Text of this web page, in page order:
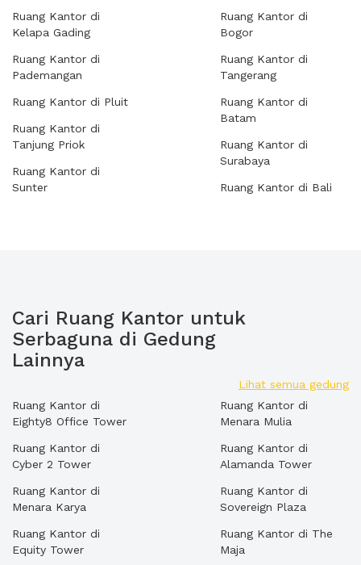
Ruang Kantor di
Kelapa Gading
Ruang Kantor di
Pademangan
Ruang Kantor di Pluit
Ruang Kantor di
Tanjung Priok
Ruang Kantor di
Sunter
Ruang Kantor di
Bogor
Ruang Kantor di
Tangerang
Ruang Kantor di
Batam
Ruang Kantor di
Surabaya
Ruang Kantor di Bali
Cari Ruang Kantor untuk
Serbaguna di Gedung
Lainnya
Lihat semua gedung
Ruang Kantor di
Eighty8 Office Tower
Ruang Kantor di
Cyber 2 Tower
Ruang Kantor di
Menara Karya
Ruang Kantor di
Equity Tower
Ruang Kantor di
Menara Mulia
Ruang Kantor di
Alamanda Tower
Ruang Kantor di
Sovereign Plaza
Ruang Kantor di The
Maja